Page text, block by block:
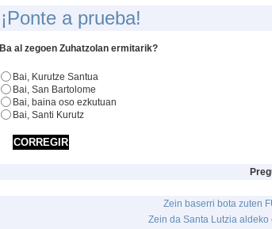
¡Ponte a prueba!
Ba al zegoen Zuhatzolan ermitarik?
Bai, Kurutze Santua
Bai, San Bartolome
Bai, baina oso ezkutuan
Bai, Santi Kurutz
Zein baserri bota zuten
Zein da Santa Lutzia